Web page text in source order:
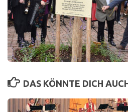
DAS KÖNNTE DICH